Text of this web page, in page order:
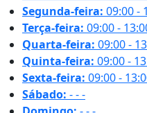
Segunda-feira: 09:00 -
Terça-feira: 09:00 -
Quarta-feira: 09:00 -
Quinta-feira: 09:00 -
Sexta-feira: 09:00 -
Sábado: ---